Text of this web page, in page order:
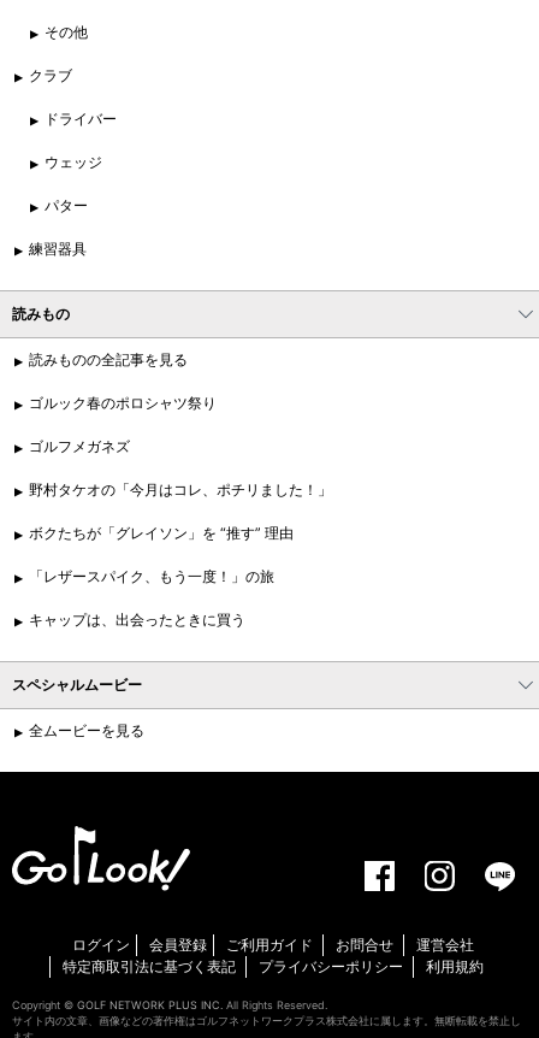
その他
クラブ
ドライバー
ウェッジ
パター
練習器具
読みもの
読みものの全記事を見る
ゴルック春のポロシャツ祭り
ゴルフメガネズ
野村タケオの「今月はコレ、ポチリました！」
ボクたちが「グレイソン」を “推す” 理由
「レザースパイク、もう一度！」の旅
キャップは、出会ったときに買う
スペシャルムービー
全ムービーを見る
ログイン 会員登録 ご利用ガイド お問合せ
運営会社
特定商取引法に基づく表記
プライバシーポリシー 利用規約
Copyright © GOLF NETWORK PLUS INC. All Rights Reserved.
サイト内の文章、画像などの著作権はゴルフネットワークプラス株式会社に属します。無断転載を禁止し